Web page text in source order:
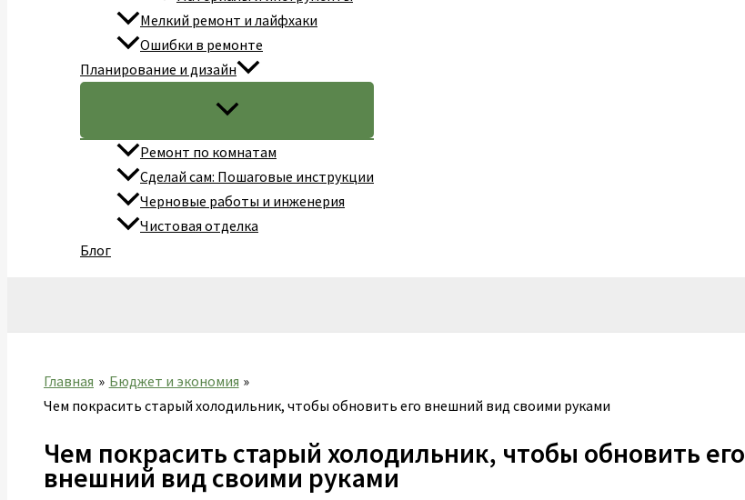
Мелкий ремонт и лайфхаки
Ошибки в ремонте
Планирование и дизайн
Ремонт по комнатам
Сделай сам: Пошаговые инструкции
Черновые работы и инженерия
Чистовая отделка
Блог
Главная
Бюджет и экономия
Чем покрасить старый холодильник, чтобы обновить его внешний вид своими руками
Чем покрасить старый холодильник, чтобы обновить его
внешний вид своими руками